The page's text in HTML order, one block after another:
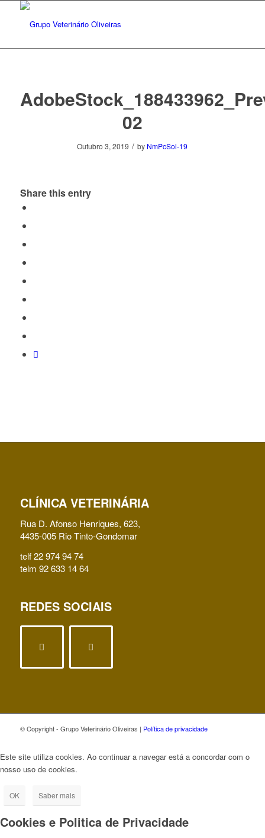
02
Outubro 3, 2019 / by NmPcSol-19
Share this entry
CLÍNICA VETERINÁRIA
Rua D. Afonso Henriques, 623,
4435-005 Rio Tinto-Gondomar
telf 22 974 94 74
telm 92 633 14 64
REDES SOCIAIS
© Copyright - Grupo Veterinário Oliveiras | Política de privacidade
Este site utiliza cookies. Ao continuar a navegar está a concordar com o
nosso uso de cookies.
OK Saber mais
Cookies e Politica de Privacidade